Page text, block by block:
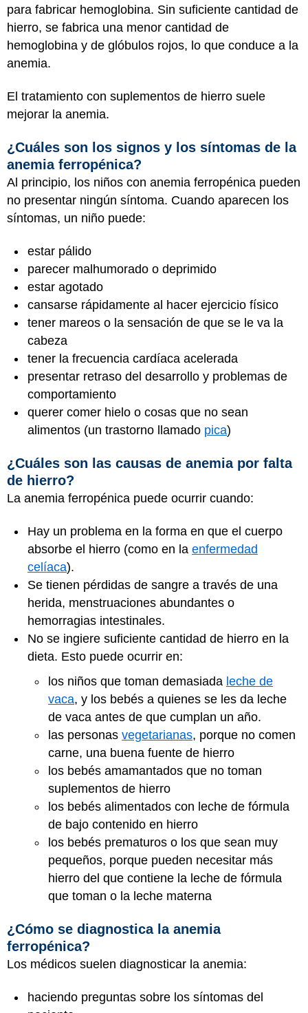
para fabricar hemoglobina. Sin suficiente cantidad de
hierro, se fabrica una menor cantidad de
hemoglobina y de glóbulos rojos, lo que conduce a la
anemia.
El tratamiento con suplementos de hierro suele
mejorar la anemia.
¿Cuáles son los signos y los síntomas de la
anemia ferropénica?
Al principio, los niños con anemia ferropénica pueden
no presentar ningún síntoma. Cuando aparecen los
síntomas, un niño puede:
estar pálido
parecer malhumorado o deprimido
estar agotado
cansarse rápidamente al hacer ejercicio físico
tener mareos o la sensación de que se le va la
cabeza
tener la frecuencia cardíaca acelerada
presentar retraso del desarrollo y problemas de
comportamiento
querer comer hielo o cosas que no sean
alimentos (un trastorno llamado pica)
¿Cuáles son las causas de anemia por falta
de hierro?
La anemia ferropénica puede ocurrir cuando:
Hay un problema en la forma en que el cuerpo
absorbe el hierro (como en la enfermedad
celíaca).
Se tienen pérdidas de sangre a través de una
herida, menstruaciones abundantes o
hemorragias intestinales.
No se ingiere suficiente cantidad de hierro en la
dieta. Esto puede ocurrir en:
los niños que toman demasiada leche de
vaca, y los bebés a quienes se les da leche
de vaca antes de que cumplan un año.
las personas vegetarianas, porque no comen
carne, una buena fuente de hierro
los bebés amamantados que no toman
suplementos de hierro
los bebés alimentados con leche de fórmula
de bajo contenido en hierro
los bebés prematuros o los que sean muy
pequeños, porque pueden necesitar más
hierro del que contiene la leche de fórmula
que toman o la leche materna
¿Cómo se diagnostica la anemia
ferropénica?
Los médicos suelen diagnosticar la anemia:
haciendo preguntas sobre los síntomas del